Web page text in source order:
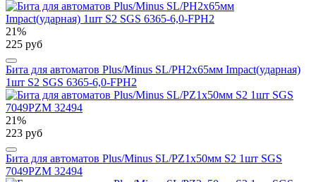
21%
225 руб
Бита для автоматов Plus/Minus SL/PH2х65мм Impact(ударная)
1шт S2 SGS 6365-6,0-FPH2
21%
223 руб
Бита для автоматов Plus/Minus SL/PZ1х50мм S2 1шт SGS
7049PZM 32494